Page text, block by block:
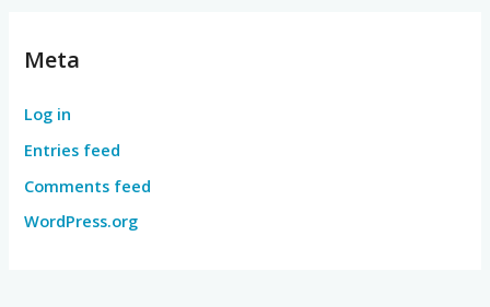
Meta
Log in
Entries feed
Comments feed
WordPress.org